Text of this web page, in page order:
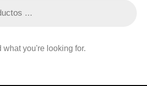
what you're looking for.